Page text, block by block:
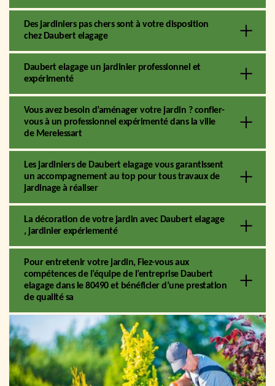
Des jardiniers pas chers sont à votre disposition
chez Daubert elagage
Daubert elagage un jardinier professionnel et
expérimenté
Vous avez besoin d’aménager votre jardin ? confier-
vous à un professionnel expérimenté dans la ville
de Merelessart
Les jardiniers de Daubert elagage vous garantissent
un accompagnement au top pour tous travaux de
jardinage à réaliser
La décoration de votre jardin avec Daubert elagage
, jardinier expériementé
Pour entretenir votre jardin, Fiez-vous aux
compétences de l’équipe de l’entreprise Daubert
elagage dans le 80490 et bénéficier d’une prestation
de qualité sa